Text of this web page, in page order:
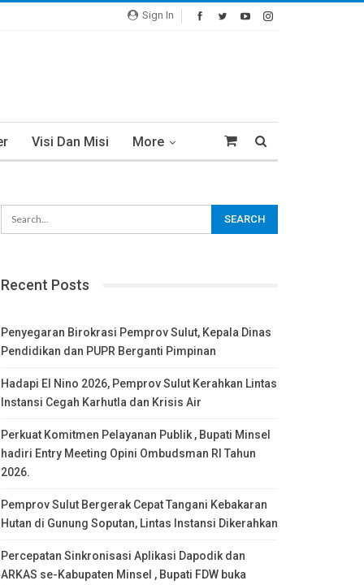
Sign In
Visi Dan Misi More
Recent Posts
Penyegaran Birokrasi Pemprov Sulut, Kepala Dinas
Pendidikan dan PUPR Berganti Pimpinan
Hadapi El Nino 2026, Pemprov Sulut Kerahkan Lintas
Instansi Cegah Karhutla dan Krisis Air
Perkuat Komitmen Pelayanan Publik , Bupati Minsel
hadiri Entry Meeting Opini Ombudsman RI Tahun
2026.
Pemprov Sulut Bergerak Cepat Tangani Kebakaran
Hutan di Gunung Soputan, Lintas Instansi Dikerahkan
Percepatan Sinkronisasi Aplikasi Dapodik dan
ARKAS se-Kabupaten Minsel , Bupati FDW buka